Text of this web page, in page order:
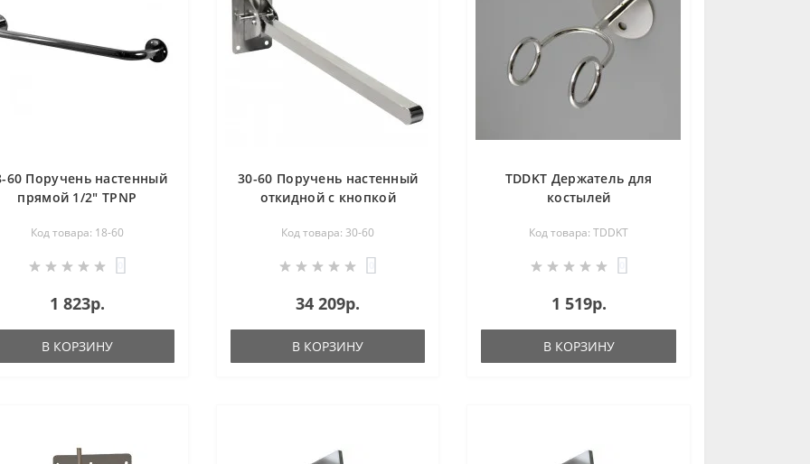
60 Поручень настенный
прямой 1/2" TPNP
Код товара: 18-60
1 823р.
В КОРЗИНУ
30-60 Поручень настенный
откидной с кнопкой
TPNOP
Код товара: 30-60
34 209р.
В КОРЗИНУ
TDDKT Держатель для
костылей
Код товара: TDDKT
1 519р.
В КОРЗИНУ